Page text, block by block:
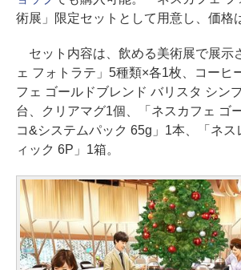
術展」限定セットとして用意し、価格
セット内容は、飲める美術展で展示
ェ フォトラテ」5種類×各1枚、コーヒ
フェ ゴールドブレンド バリスタ シン
台、クリアマグ1個、「ネスカフェ ゴ
コ&システムパック 65g」1本、「ネス
ィック 6P」1箱。